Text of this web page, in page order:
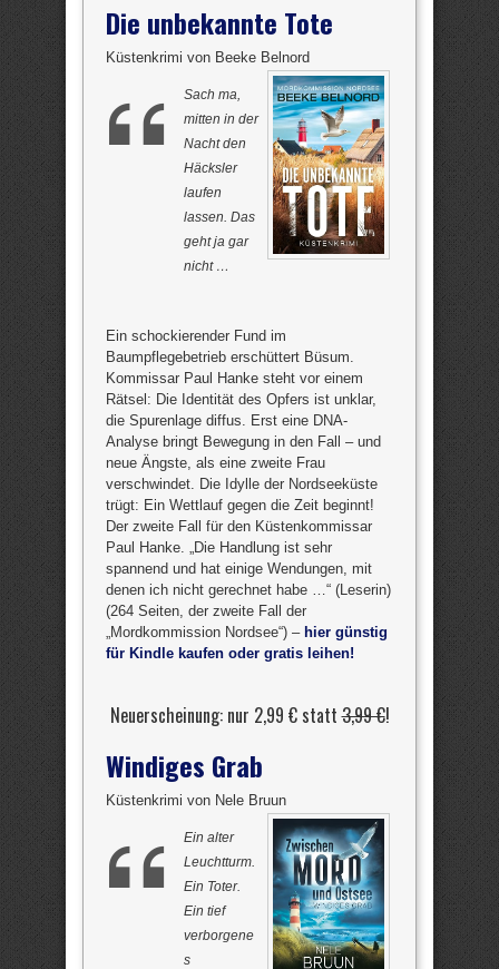
Die unbekannte Tote
Küstenkrimi von Beeke Belnord
Sach ma,
mitten in der
Nacht den
Häcksler
laufen
lassen. Das
geht ja gar
nicht …
Ein schockierender Fund im
Baumpflegebetrieb erschüttert Büsum.
Kommissar Paul Hanke steht vor einem
Rätsel: Die Identität des Opfers ist unklar,
die Spurenlage diffus. Erst eine DNA-
Analyse bringt Bewegung in den Fall – und
neue Ängste, als eine zweite Frau
verschwindet. Die Idylle der Nordseeküste
trügt: Ein Wettlauf gegen die Zeit beginnt!
Der zweite Fall für den Küstenkommissar
Paul Hanke. „Die Handlung ist sehr
spannend und hat einige Wendungen, mit
denen ich nicht gerechnet habe …“ (Leserin)
(264 Seiten, der zweite Fall der
„Mordkommission Nordsee“) – hier günstig
für Kindle kaufen oder gratis leihen!
Neuerscheinung: nur 2,99 € statt3,99 €!
Windiges Grab
Küstenkrimi von Nele Bruun
Ein alter
Leuchtturm.
Ein Toter.
Ein tief
verborgene
s